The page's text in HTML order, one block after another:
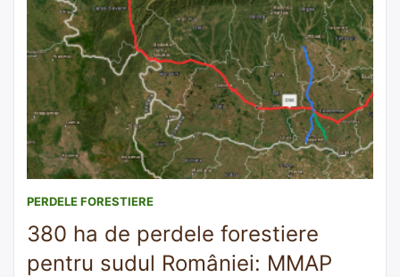
PERDELE FORESTIERE
380 ha de perdele forestiere
pentru sudul României: MMAP